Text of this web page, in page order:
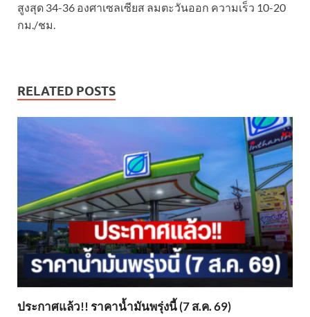
สูงสุด 34-36 องศาเซลเซียส ลมตะวันออก ความเร็ว 10-20
กม./ชม.
RELATED POSTS
ประกาศแล้ว!! ราคาน้ำมันพรุ่งนี้ (7 ส.ค. 69)